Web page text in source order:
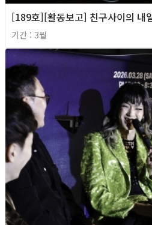
[189호][활동보고] 친구사이의 내
기간 : 3월